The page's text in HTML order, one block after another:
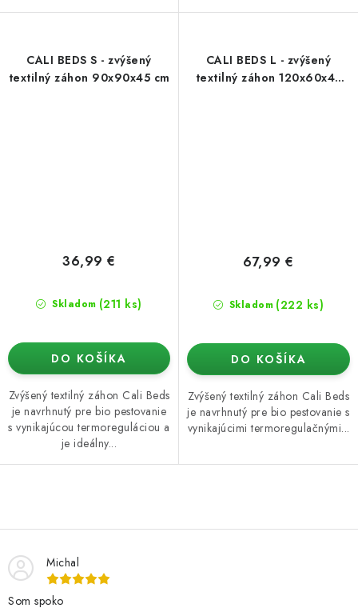
CALI BEDS S - zvýšený
textilný záhon 90x90x45 cm
Skladom (211 ks)
36,99 €
DO KOŠÍKA
Zvýšený textilný záhon Cali Beds
je navrhnutý pre bio pestovanie
s vynikajúcou termoreguláciou a
je ideálny...
CALI BEDS L - zvýšený
textilný záhon 120x60x45
Skladom (222 ks)
67,99 €
DO KOŠÍKA
Zvýšený textilný záhon Cali Beds
je navrhnutý pre bio pestovanie s
vynikajúcimi termoregulačnými...
v
l
á
d
Michal
Som spoko